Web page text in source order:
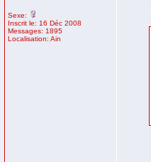
Sexe:
Inscrit le: 16 Déc 2008
Messages: 1895
Localisation: Ain